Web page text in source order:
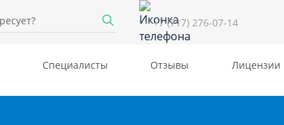
+7 (717) 276-07-14
Специалисты Отзывы Лицензии